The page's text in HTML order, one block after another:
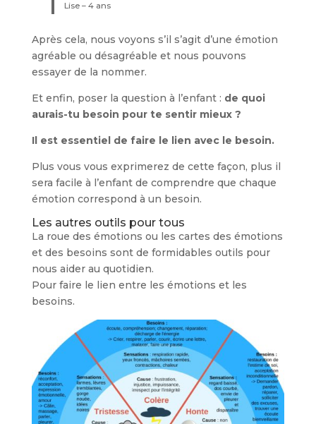
Lise – 4 ans
Après cela, nous voyons s’il s’agit d’une émotion
agréable ou désagréable et nous pouvons
essayer de la nommer.
Et enfin, poser la question à l’enfant : de quoi
aurais-tu besoin pour te sentir mieux ?
Il est essentiel de faire le lien avec le besoin.
Plus vous vous exprimerez de cette façon, plus il
sera facile à l’enfant de comprendre que chaque
émotion correspond à un besoin.
Les autres outils pour tous
La roue des émotions ou les cartes des émotions
et des besoins sont de formidables outils pour
nous aider au quotidien.
Pour faire le lien entre les émotions et les
besoins.